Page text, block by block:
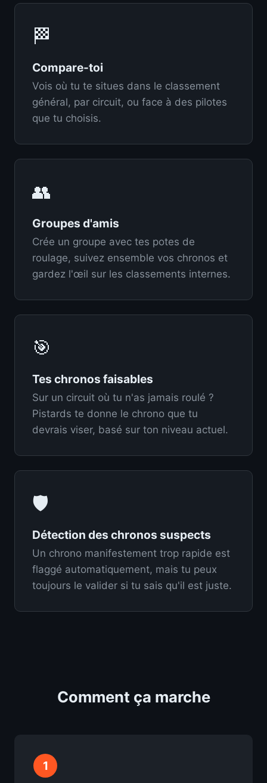
🏁
Compare-toi
Vois où tu te situes dans le classement
général, par circuit, ou face à des pilotes
que tu choisis.
👥
Groupes d'amis
Crée un groupe avec tes potes de
roulage, suivez ensemble vos chronos et
gardez l'œil sur les classements internes.
🎯
Tes chronos faisables
Sur un circuit où tu n'as jamais roulé ?
Pistards te donne le chrono que tu
devrais viser, basé sur ton niveau actuel.
🛡️
Détection des chronos suspects
Un chrono manifestement trop rapide est
flaggé automatiquement, mais tu peux
toujours le valider si tu sais qu'il est juste.
Comment ça marche
1